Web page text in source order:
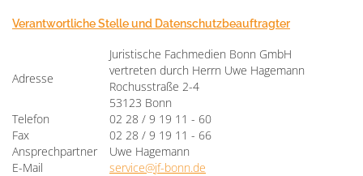
Verantwortliche Stelle und Datenschutzbeauftragter
Adresse
Juristische Fachmedien Bonn GmbH
vertreten durch Herrn Uwe Hagemann
Rochusstraße 2-4
53123 Bonn
Telefon
02 28 / 9 19 11 - 60
Fax
02 28 / 9 19 11 - 66
Ansprechpartner
Uwe Hagemann
E-Mail
service@jf-bonn.de